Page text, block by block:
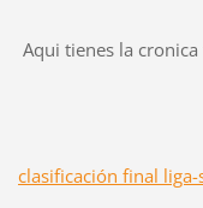
Aqui tienes la
clasificación final